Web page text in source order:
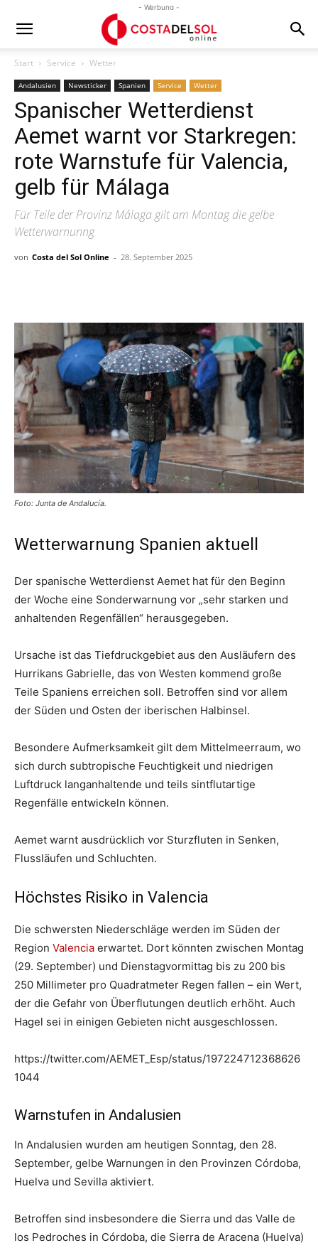
- Werbung -
Start Service Wetter
Andalusien Newsticker Spanien Service Wetter
Spanischer Wetterdienst
Aemet warnt vor Starkregen:
rote Warnstufe für Valencia,
gelb für Málaga
Für Teile der Provinz Málaga gilt am Montag die gelbe
Wetterwarnunng
von Costa del Sol Online - 28. September 2025
Foto: Junta de Andalucía.
Wetterwarnung Spanien aktuell
Der spanische Wetterdienst Aemet hat für den Beginn
der Woche eine Sonderwarnung vor „sehr starken und
anhaltenden Regenfällen“ herausgegeben.
Ursache ist das Tiefdruckgebiet aus den Ausläufern des
Hurrikans Gabrielle, das von Westen kommend große
Teile Spaniens erreichen soll. Betroffen sind vor allem
der Süden und Osten der iberischen Halbinsel.
Besondere Aufmerksamkeit gilt dem Mittelmeerraum, wo
sich durch subtropische Feuchtigkeit und niedrigen
Luftdruck langanhaltende und teils sintflutartige
Regenfälle entwickeln können.
Aemet warnt ausdrücklich vor Sturzfluten in Senken,
Flussläufen und Schluchten.
Höchstes Risiko in Valencia
Die schwersten Niederschläge werden im Süden der
Region Valencia erwartet. Dort könnten zwischen Montag
(29. September) und Dienstagvormittag bis zu 200 bis
250 Millimeter pro Quadratmeter Regen fallen – ein Wert,
der die Gefahr von Überflutungen deutlich erhöht. Auch
Hagel sei in einigen Gebieten nicht ausgeschlossen.
https://twitter.com/AEMET_Esp/status/197224712368626
1044
Warnstufen in Andalusien
In Andalusien wurden am heutigen Sonntag, den 28.
September, gelbe Warnungen in den Provinzen Córdoba,
Huelva und Sevilla aktiviert.
Betroffen sind insbesondere die Sierra und das Valle de
los Pedroches in Córdoba, die Sierra de Aracena (Huelva)